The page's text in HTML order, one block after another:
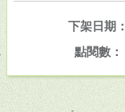
下架日期：
點閱數：